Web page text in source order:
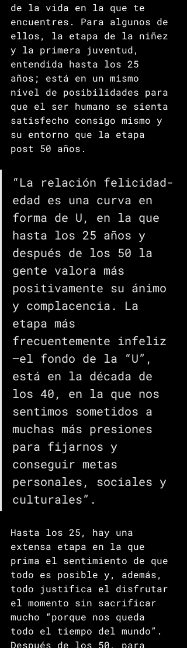
de la vida en la que te
encuentres. Para algunos de
ellos, la etapa de la niñez
y la primera juventud,
entendida hasta los 25
años; está en un mismo
nivel de posibilidades para
que el ser humano se sienta
satisfecho consigo mismo y
su entorno que la etapa
post 50 años.
“La relación felicidad-
edad es una curva en
forma de U, en la que
hasta los 25 años y
después de los 50 la
gente valora más
positivamente su ánimo
y complacencia. La
etapa más
frecuentemente infeliz
—el fondo de la “U”,
está en la década de
los 40, en la que nos
sentimos sometidos a
muchas más presiones
para fijarnos y
conseguir metas
personales, sociales y
culturales”.
Hasta los 25, hay una
extensa etapa en la que
prima el sentimiento de que
todo es posible y, además,
todo justifica el disfrutar
el momento sin sacrificar
mucho “porque nos queda
todo el tiempo del mundo”.
Después de los 50, para